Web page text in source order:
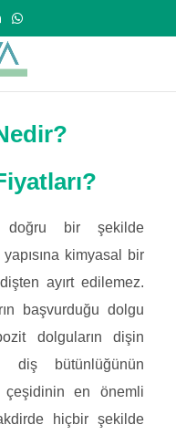
bir şekilde
kimyasal bir
ayırt edilemez.
başvurduğu dolgu
dolguların dişin
diş bütünlüğünün
çeşidinin en önemli
hiçbir şekilde